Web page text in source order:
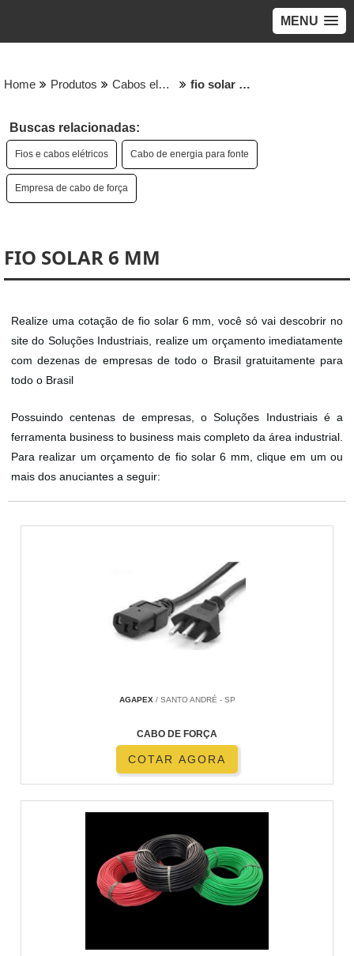
MENU
Home Produtos Cabos eletricos - Categoria fio solar 6 mm
Buscas relacionadas:
Fios e cabos elétricos Cabo de energia para fonte
Empresa de cabo de força
FIO SOLAR 6 MM
Realize uma cotação de fio solar 6 mm, você só vai descobrir no
site do Soluções Industriais, realize um orçamento imediatamente
com dezenas de empresas de todo o Brasil gratuitamente para
todo o Brasil
Possuindo centenas de empresas, o Soluções Industriais é a
ferramenta business to business mais completo da área industrial.
Para realizar um orçamento de fio solar 6 mm, clique em um ou
mais dos anuciantes a seguir:
AGAPEX/ SANTO ANDRÉ - SP
CABO DE FORÇA
COTAR AGORA